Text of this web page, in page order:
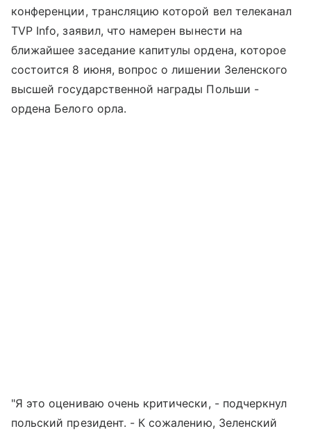
конференции, трансляцию которой вел телеканал
TVP Info, заявил, что намерен вынести на
ближайшее заседание капитулы ордена, которое
состоится 8 июня, вопрос о лишении Зеленского
высшей государственной награды Польши -
ордена Белого орла.
"Я это оцениваю очень критически, - подчеркнул
польский президент. - К сожалению, Зеленский